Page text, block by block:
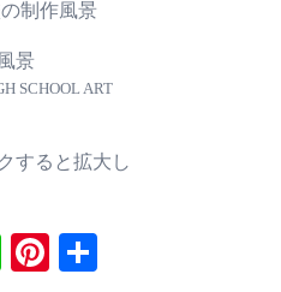
景
SCHOOL ART
すると拡大し
LinePinterest